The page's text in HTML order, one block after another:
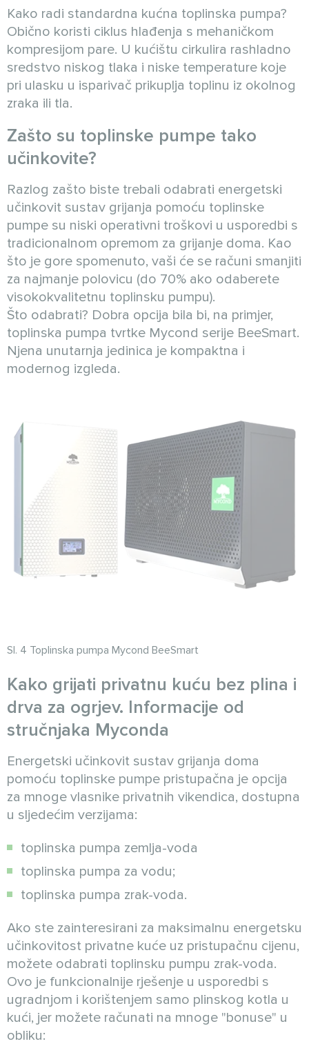
Kako radi standardna kućna toplinska pumpa?
Obično koristi ciklus hlađenja s mehaničkom
kompresijom pare. U kućištu cirkulira rashladno
sredstvo niskog tlaka i niske temperature koje
pri ulasku u isparivač prikuplja toplinu iz okolnog
zraka ili tla.
Zašto su toplinske pumpe tako
učinkovite?
Razlog zašto biste trebali odabrati energetski
učinkovit sustav grijanja pomoću toplinske
pumpe su niski operativni troškovi u usporedbi s
tradicionalnom opremom za grijanje doma. Kao
što je gore spomenuto, vaši će se računi smanjiti
za najmanje polovicu (do 70% ako odaberete
visokokvalitetnu toplinsku pumpu).
Što odabrati? Dobra opcija bila bi, na primjer,
toplinska pumpa tvrtke Mycond serije BeeSmart.
Njena unutarnja jedinica je kompaktna i
modernog izgleda.
Sl. 4 Toplinska pumpa Mycond BeeSmart
Kako grijati privatnu kuću bez plina i
drva za ogrjev. Informacije od
stručnjaka Myconda
Energetski učinkovit sustav grijanja doma
pomoću toplinske pumpe pristupačna je opcija
za mnoge vlasnike privatnih vikendica, dostupna
u sljedećim verzijama:
toplinska pumpa zemlja-voda
toplinska pumpa za vodu;
toplinska pumpa zrak-voda.
Ako ste zainteresirani za maksimalnu energetsku
učinkovitost privatne kuće uz pristupačnu cijenu,
možete odabrati toplinsku pumpu zrak-voda.
Ovo je funkcionalnije rješenje u usporedbi s
ugradnjom i korištenjem samo plinskog kotla u
kući, jer možete računati na mnoge "bonuse" u
obliku: